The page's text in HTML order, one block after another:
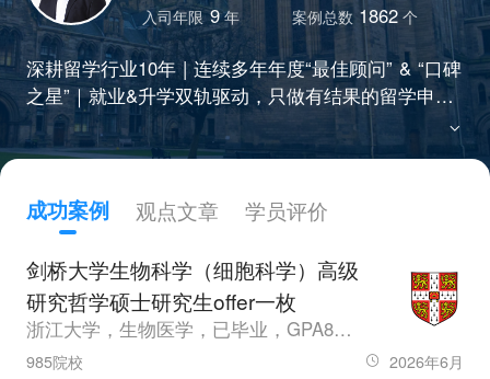
入司年限 9年 案例总数 1862 个
深耕留学行业10年 | 连续多年年度“最佳顾问” & “口碑
之星”｜就业&升学双轨驱动，只做有结果的留学申请
规划 | 南大校区负责人
成功案例 观点文章
学员评价
剑桥大学生物科学（细胞科学）高级
研究哲学硕士研究生offer一枚
浙江大学，生物医学，已毕业，GPA87.43，雅思7.5
985院校 2026年6月